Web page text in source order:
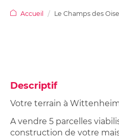
appartements
parking
louer
ma
Achetez
Accueil Le Champs des
Descriptif
Votre terrain à
A vendre 5 parcelles
construction de votre